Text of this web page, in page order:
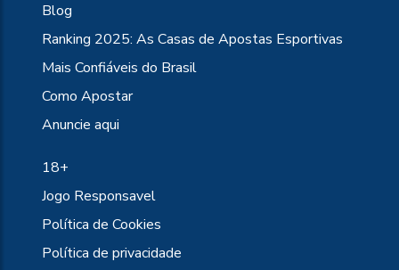
Blog
Ranking 2025: As Casas de Apostas Esportivas
Mais Confiáveis do Brasil
Como Apostar
Anuncie aqui
18+
Jogo Responsavel
Política de Cookies
Política de privacidade